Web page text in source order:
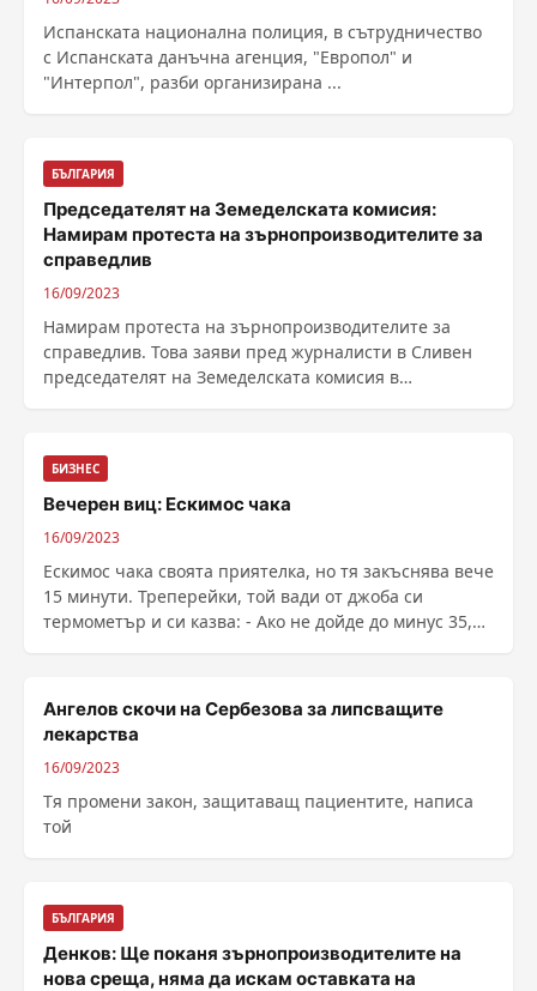
Испанската национална полиция, в сътрудничество
с Испанската данъчна агенция, "Европол" и
"Интерпол", разби организирана ...
БЪЛГАРИЯ
Председателят на Земеделската комисия:
Намирам протеста на зърнопроизводителите за
справедлив
16/09/2023
Намирам протеста на зърнопроизводителите за
справедлив. Това заяви пред журналисти в Сливен
председателят на Земеделската комисия в
БИЗНЕС
Вечерен виц: Ескимос чака
16/09/2023
Ескимос чака своята приятелка, но тя закъснява вече
15 минути. Треперейки, той вади от джоба си
термометър и си казва: - Ако не дойде до минус 35,
Ангелов скочи на Сербезова за липсващите
лекарства
16/09/2023
Тя промени закон, защитаващ пациентите, написа
той
БЪЛГАРИЯ
Денков: Ще поканя зърнопроизводителите на
нова среща, няма да искам оставката на